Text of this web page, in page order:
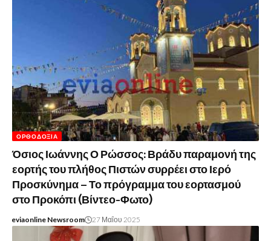
ΟΡΘΟΔΟΞΊΑ
Όσιος Ιωάννης Ο Ρώσσος: Βράδυ παραμονή της
εορτής του πλήθος Πιστών συρρέει στο Ιερό
Προσκύνημα – Το πρόγραμμα του εορτασμού
στο Προκόπι (Βίντεο-Φωτο)
eviaonline Newsroom 27 Μαΐου 2025